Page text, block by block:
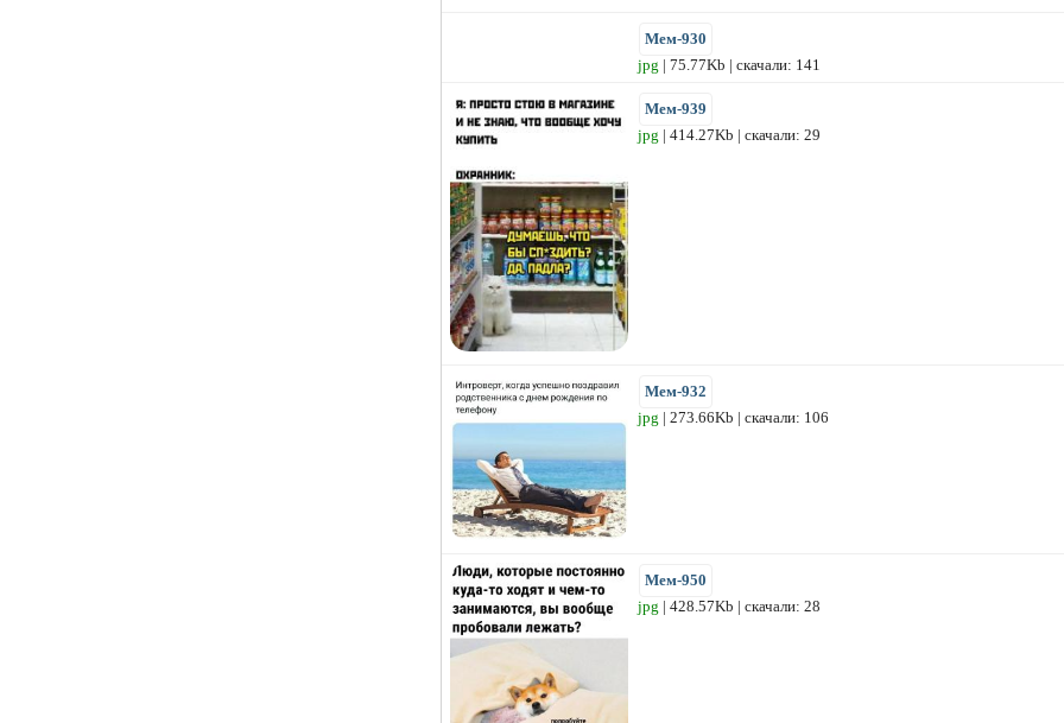
Мем-930
jpg | 75.77Kb | скачали: 141
Мем-939
jpg | 414.27Kb | скачали: 29
Мем-932
jpg | 273.66Kb | скачали: 106
Мем-950
jpg | 428.57Kb | скачали: 28